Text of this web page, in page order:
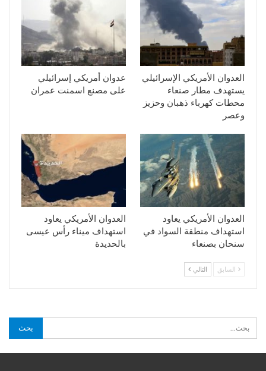
العدوان الأمريكي الإسرائيلي
يستهدف مطار صنعاء
محطات كهرباء ذهبان وحزيز
وعصر
عدوان أمريكي إسرائيلي
على مصنع اسمنت عمران
العدوان الأمريكي يعاود
استهداف منطقة السواد في
سنحان بصنعاء
العدوان الأمريكي يعاود
استهداف ميناء رأس عيسى
بالحديدة
السابق التالي